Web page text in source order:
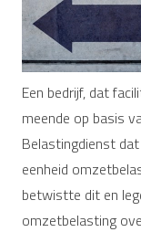
Een bedrijf, dat
meende op basis
Belastingdienst
eenheid
betwistte dit en
omzetbelasting